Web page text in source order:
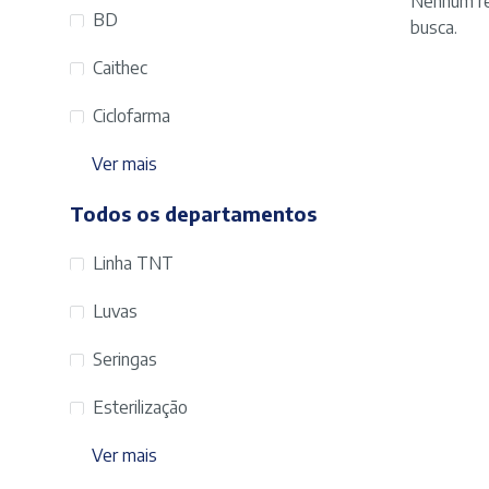
BD
Caithec
Ciclofarma
Ver mais
Todos os departamentos
Linha TNT
Luvas
Seringas
Esterilização
Ver mais
busca.